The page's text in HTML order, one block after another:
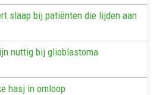
slaap bij patiënten die lijden aan
nuttig bij glioblastoma
hasj in omloop